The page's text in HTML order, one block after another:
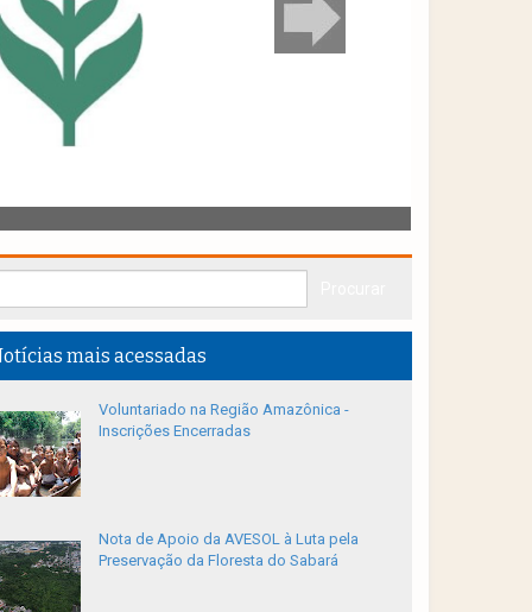
mais acessadas
Voluntariado na Região Amazônica -
Inscrições Encerradas
Nota de Apoio da AVESOL à Luta pela
Preservação da Floresta do Sabará